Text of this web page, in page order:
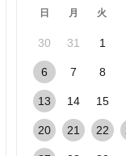
日 月 火
30 31 1
6 7 8
13 14 15
20 21 22